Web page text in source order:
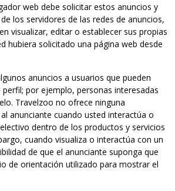
web debe solicitar estos anuncios y
los servidores de las redes de anuncios,
visualizar, editar o establecer sus propias
hubiera solicitado una página web desde
anuncios a usuarios que pueden
por ejemplo, personas interesadas
Travelzoo no ofrece ninguna
anunciante cuando usted interactúa o
dentro de los productos y servicios
cuando visualiza o interactúa con un
de que el anunciante suponga que
de orientación utilizado para mostrar el